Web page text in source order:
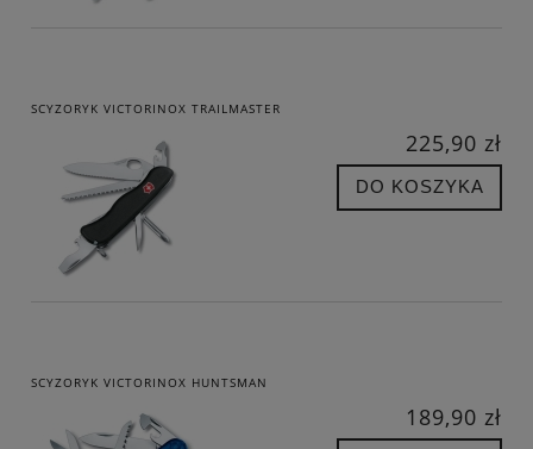
SCYZORYK VICTORINOX TRAILMASTER
225,90 zł
DO KOSZYKA
SCYZORYK VICTORINOX HUNTSMAN
189,90 zł